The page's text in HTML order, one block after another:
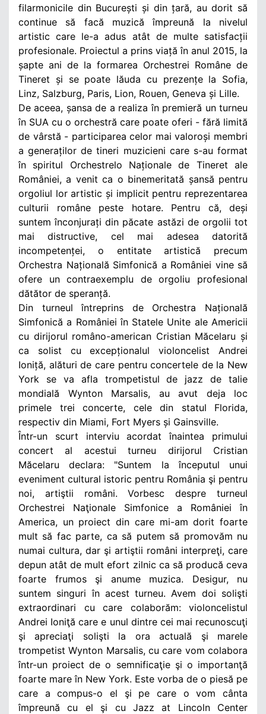
filarmonicile din București și din țară, au dorit să
continue să facă muzică împreună la nivelul
artistic care le-a adus atât de multe satisfacții
profesionale. Proiectul a prins viață în anul 2015, la
șapte ani de la formarea Orchestrei Române de
Tineret și se poate lăuda cu prezențe la Sofia,
Linz, Salzburg, Paris, Lion, Rouen, Geneva și Lille.
De aceea, șansa de a realiza în premieră un turneu
în SUA cu o orchestră care poate oferi - fără limită
de vârstă - participarea celor mai valoroși membri
a generaților de tineri muzicieni care s-au format
în spiritul Orchestrelo Naționale de Tineret ale
României, a venit ca o binemeritată șansă pentru
orgoliul lor artistic și implicit pentru reprezentarea
culturii române peste hotare. Pentru că, deși
suntem înconjurați din păcate astăzi de orgolii tot
mai distructive, cel mai adesea datorită
incompetenței, o entitate artistică precum
Orchestra Națională Simfonică a României vine să
ofere un contraexemplu de orgoliu profesional
dătător de speranță.
Din turneul întreprins de Orchestra Națională
Simfonică a României în Statele Unite ale Americii
cu dirijorul româno-american Cristian Măcelaru și
ca solist cu excepționalul violoncelist Andrei
Ioniță, alături de care pentru concertele de la New
York se va afla trompetistul de jazz de talie
mondială Wynton Marsalis, au avut deja loc
primele trei concerte, cele din statul Florida,
respectiv din Miami, Fort Myers și Gainsville.
Într-un scurt interviu acordat înaintea primului
concert al acestui turneu dirijorul Cristian
Măcelaru declara: "Suntem la începutul unui
eveniment cultural istoric pentru România şi pentru
noi, artiştii români. Vorbesc despre turneul
Orchestrei Naţionale Simfonice a României în
America, un proiect din care mi-am dorit foarte
mult să fac parte, ca să putem să promovăm nu
numai cultura, dar şi artiştii români interpreţi, care
depun atât de mult efort zilnic ca să producă ceva
foarte frumos şi anume muzica. Desigur, nu
suntem singuri în acest turneu. Avem doi solişti
extraordinari cu care colaborăm: violoncelistul
Andrei Ioniţă care e unul dintre cei mai recunoscuţi
şi apreciaţi solişti la ora actuală şi marele
trompetist Wynton Marsalis, cu care vom colabora
într-un proiect de o semnificaţie şi o importanţă
foarte mare în New York. Este vorba de o piesă pe
care a compus-o el şi pe care o vom cânta
împreună cu el şi cu Jazz at Lincoln Center